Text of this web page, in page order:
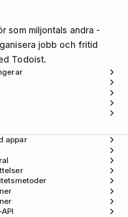
som miljontals andra -
jobb och fritid
Todoist.
appar